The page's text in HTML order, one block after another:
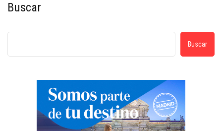
Buscar
Buscar